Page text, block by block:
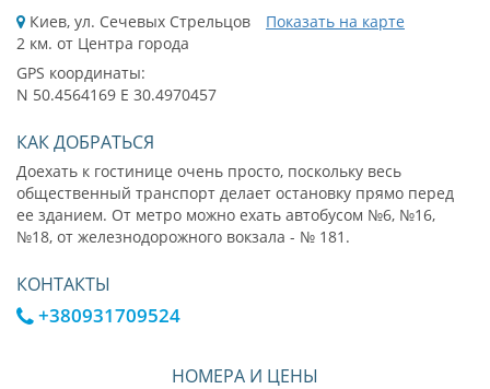
Киев, ул. Сечевых Стрельцов
Показать на карте
2 км. от Центра города
GPS координаты:
N 50.4564169 E 30.4970457
КАК ДОБРАТЬСЯ
Доехать к гостинице очень просто, поскольку весь
общественный транспорт делает остановку прямо перед
ее зданием. От метро можно ехать автобусом №6, №16,
№18, от железнодорожного вокзала - № 181.
КОНТАКТЫ
+380931709524
НОМЕРА И ЦЕНЫ